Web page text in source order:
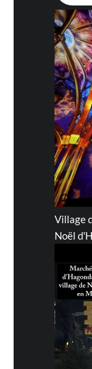
Village
Noël